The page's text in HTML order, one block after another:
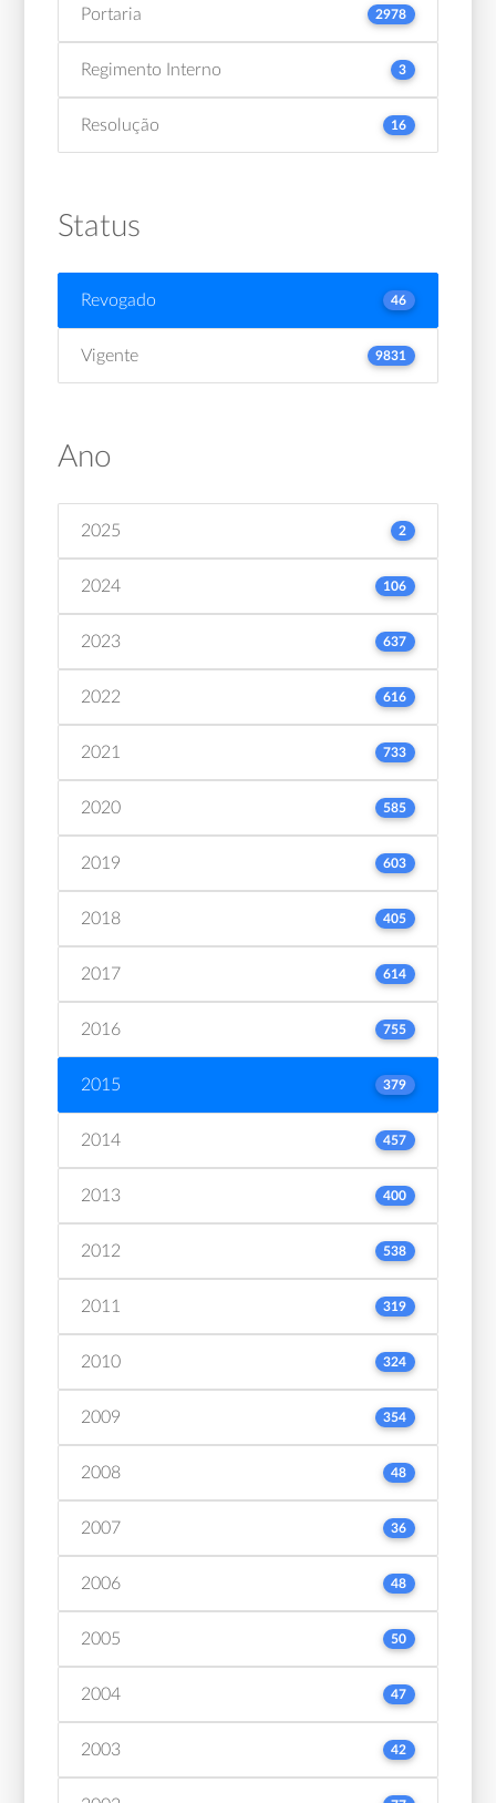
Portaria 2978
Regimento Interno 3
Resolução 16
Status
Revogado 46
Vigente 9831
Ano
2025 2
2024 106
2023 637
2022 616
2021 733
2020 585
2019 603
2018 405
2017 614
2016 755
2015 379
2014 457
2013 400
2012 538
2011 319
2010 324
2009 354
2008 48
2007 36
2006 48
2005 50
2004 47
2003 42